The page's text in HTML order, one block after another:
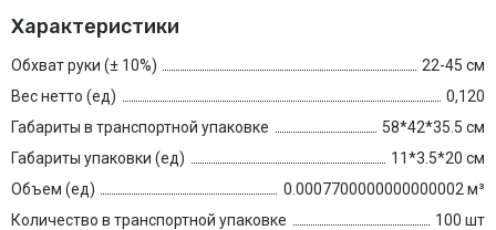
Характеристики
Обхват руки (± 10%)
22-45 см
Вес нетто (ед)
0,120
Габариты в транспортной упаковке
58*42*35.5 см
Габариты упаковки (ед)
11*3.5*20 см
Объем (ед)
0.0007700000000000002 м³
Количество в транспортной упаковке
100 шт